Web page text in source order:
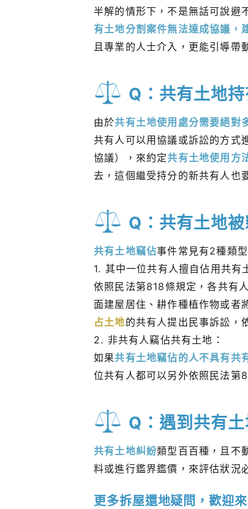
半解的情形下，不是無話可說避
有土地分割案件無法達成協議，
且專業的人士介入，更能引導帶
Q：共有土地
由於共有土地使用處分需要絕對
共有人可以用協議或訴訟的方式
協議），來約定共有土地使用方
去，這個繼受持分的新共有人也
Q：共有土地
共有土地竊佔事件常見有2種類
1. 其中一位共有人擅自佔用共有
依照民法第818條規定，各共有
面建屋居住、耕作種植作物或者
占土地的共有人提出民事訴訟，
2. 非共有人竊佔共有土地：
如果共有土地竊佔的人不具有共
位共有人都可以另外依照民法第
Q：遇到共有
共有土地糾紛類型百百種，且不
料或進行鑑界鑑價，來評估狀況
更多拆屋還地疑問，歡迎